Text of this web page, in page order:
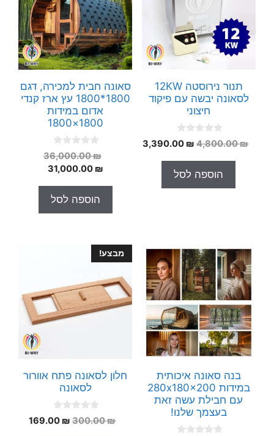
תנור נירוסטה 12KW
לסאונה יבשה עם פיקוד
חיצוני
0
o
o
5
4,800.00₪
המחיר
היה:
3,390.00 ₪
המחיר
הוספה לסל
סאונה חבית למכירה, דגם
1800*1800 עץ ארז קנדי
אדום במידות
1800×1800
0
o
u
o
f
5
36,000.00₪
המחיר
31,000.00 ₪
המחיר
הוספה לסל
בנה סאונה איכותית
במידות 280x180x200
עם חבילת עשה זאת
בעצמך שלנו!
מבצע!
חלון לסאונה פתח אוורור
לסאונה
0
o
300.00₪
המחיר
169.00 ₪
המחיר